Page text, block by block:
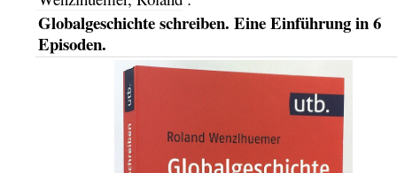
Globalgeschichte schreiben. Eine Einführung in 6
Episoden.